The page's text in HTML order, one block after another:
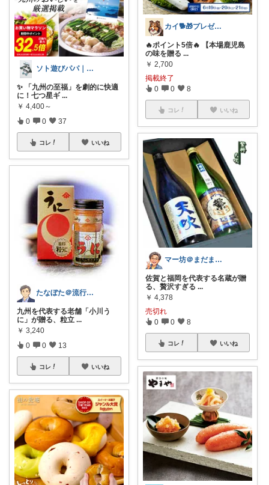
ソト遊びパパ｜旅と酒と、整う暮らし
✨ 「九州の至福」を劇的に快適
に！七つ星ギ ...
￥ 4,400～
0 0 37
コレ いいね
たなぼた＠流行りモノ好きオヤジ
九州を代表する老舗「小川う
に」が贈る、粒立 ...
￥ 3,240
0 0 13
コレ いいね
カイ🐕🎁プレゼント
🔥ポイント5倍🔥 【本場鹿児島
の味を贈る ...
￥ 2,700
掲載終了
0 0 8
コレ いいね
マー坊＠まだまだこれから７０代
佐賀と福岡を代表する名蔵が贈
る、贅沢すぎる ...
￥ 4,378
売切れ
0 0 8
コレ いいね